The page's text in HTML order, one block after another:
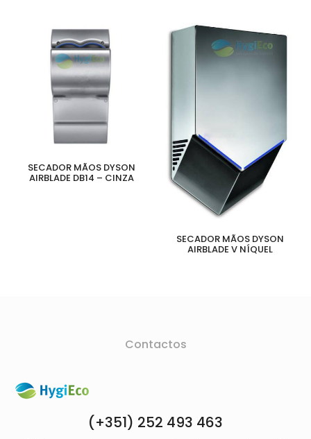
SECADOR MÃOS DYSON
AIRBLADE DB14 – CINZA
SECADOR MÃOS DYSON
AIRBLADE V NÍQUEL
Contactos
(+351) 252 493 463